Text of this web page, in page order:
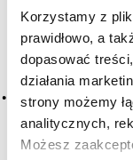
Korzystamy z
prawidłowo, a
dopasować
działania
strony możemy
analitycznych,
Możesz
NAJNOWSZE
Włoskie wina bez